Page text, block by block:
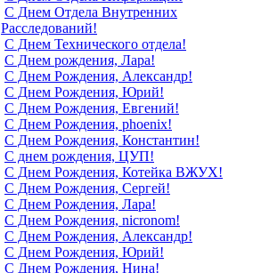
С Днем Отдела Внутренних
Расследований!
С Днем Технического отдела!
С Днем рождения, Лара!
С Днем Рождения, Александр!
С Днем Рождения, Юрий!
С Днем Рождения, Евгений!
С Днем Рождения, phoenix!
С Днем Рождения, Константин!
С днем рождения, ЦУП!
С Днем Рождения, Котейка ВЖУХ!
С Днем Рождения, Сергей!
С Днем Рождения, Лара!
С Днем Рождения, nicronom!
С Днем Рождения, Александр!
С Днем Рождения, Юрий!
С Днем Рождения, Нина!